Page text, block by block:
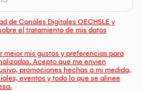
de Canales Digitales OECHSLE y
el tratamiento de mis datos
mejor mis gustos y preferencias para
Acepto que me envien
promociones hechas a mi medida,
eventos y todo lo que se alinee